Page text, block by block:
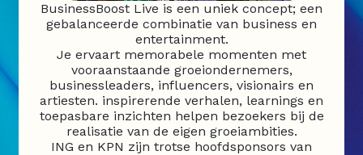
BusinessBoost Live is een uniek concept; een
gebalanceerde combinatie van business en
entertainment.
Je ervaart memorabele momenten met
vooraanstaande groeiondernemers,
businessleaders, influencers, visionairs en
artiesten. inspirerende verhalen, learnings en
toepasbare inzichten helpen bezoekers bij de
realisatie van de eigen groeiambities.
ING en KPN zijn trotse hoofdsponsors van